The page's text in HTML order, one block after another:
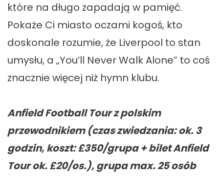
które na długo zapadają w pamięć.
Pokaże Ci miasto oczami kogoś, kto
doskonale rozumie, że Liverpool to stan
umysłu, a „You’ll Never Walk Alone” to coś
znacznie więcej niż hymn klubu.
Anfield Football Tour z polskim
przewodnikiem (czas zwiedzania: ok. 3
godzin, koszt: £350/grupa + bilet Anfield
Tour ok. £20/os.), grupa max. 25 osób